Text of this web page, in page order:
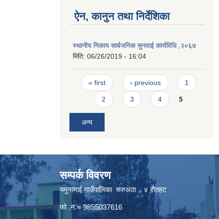
ऐन, कानुन तथा निर्देशिका
स्थानीय निकाय सार्बजनिक सुनवाई कार्यविधि ,२०६७
मिति: 06/26/2019 - 16:04
Pages
« first ‹ previous 1
2 3 4 5
अन्य
सम्पर्क विवरण
यमुनामाई गाउँपालिका सरुअठा , ४ रौतहट
फो .न.= 9855037616